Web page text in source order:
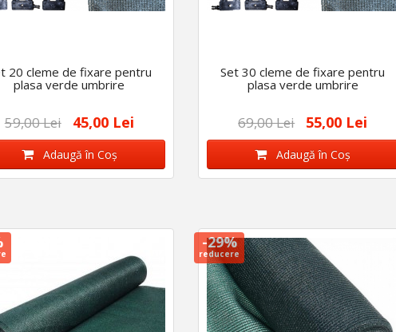
20 cleme de fixare pentru
plasa verde umbrire
59,00 Lei 45,00 Lei
Adaugă în Coş
Set 30 cleme de fixare pentru
plasa verde umbrire
69,00 Lei 55,00 Lei
Adaugă în Coş
-29%
reducere